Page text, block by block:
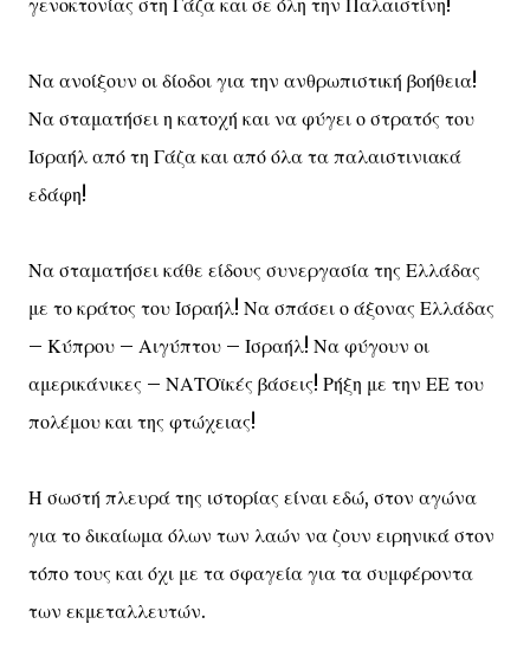
γενοκτονίας στη Γάζα και σε όλη την Παλαιστίνη!
Να ανοίξουν οι δίοδοι για την ανθρωπιστική βοήθεια!
Να σταματήσει η κατοχή και να φύγει ο στρατός του
Ισραήλ από τη Γάζα και από όλα τα παλαιστινιακά
εδάφη!
Να σταματήσει κάθε είδους συνεργασία της Ελλάδας
με το κράτος του Ισραήλ! Να σπάσει ο άξονας Ελλάδας
– Κύπρου – Αιγύπτου – Ισραήλ! Να φύγουν οι
αμερικάνικες – ΝΑΤΟϊκές βάσεις! Ρήξη με την ΕΕ του
πολέμου και της φτώχειας!
Η σωστή πλευρά της ιστορίας είναι εδώ, στον αγώνα
για το δικαίωμα όλων των λαών να ζουν ειρηνικά στον
τόπο τους και όχι με τα σφαγεία για τα συμφέροντα
των εκμεταλλευτών.